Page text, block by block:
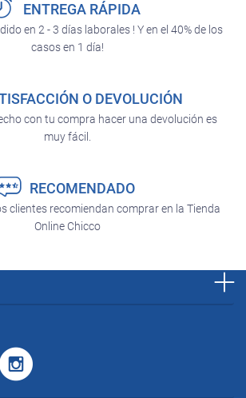
ENTREGA RÁPIDA
en 2 - 3 días laborales ! Y en el 40% de los
casos en 1 día!
O DEVOLUCIÓN
con tu compra hacer una devolución es
muy fácil.
RECOMENDADO
clientes recomiendan comprar en la Tienda
Online Chicco